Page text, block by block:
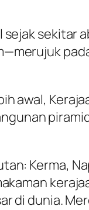
sekitar
awal,
Kerma,
dunia.